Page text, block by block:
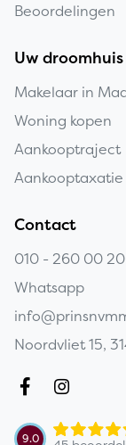
Beoordelingen
Uw
Makelaar in
Woning kopen
Aankooptraject
Aankooptaxatie
Contact
010 - 260 00 20
Whatsapp
Noordvliet 15,
9.0